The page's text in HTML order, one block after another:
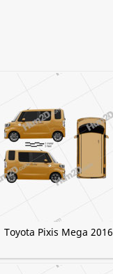
Toyota Pixis Mega 2016